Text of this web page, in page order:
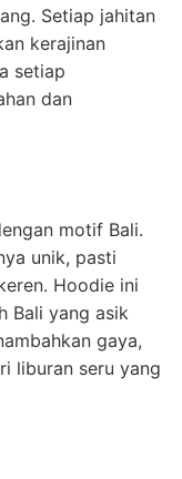
Setiap jahitan
kerajinan
setiap
dan
motif Bali.
unik, pasti
Hoodie ini
Bali yang asik
gaya,
liburan seru yang